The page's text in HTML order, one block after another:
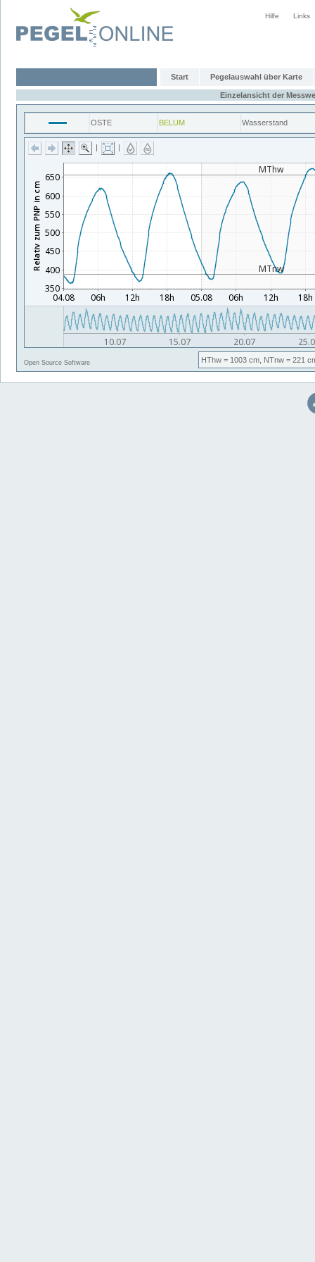
Hilfe Links
Start Pegelauswahl über Karte
Einzelansicht der
OSTE BELUM Wasserstand
| |
Open Source Software HThw = 1003 cm, NTnw = 221